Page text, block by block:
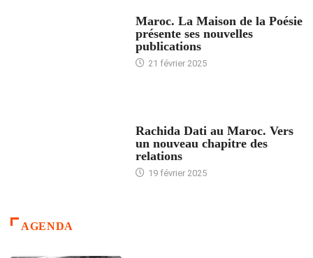
Maroc. La Maison de la Poésie
présente ses nouvelles
publications
21 février 2025
Rachida Dati au Maroc. Vers
un nouveau chapitre des
relations
19 février 2025
AGENDA